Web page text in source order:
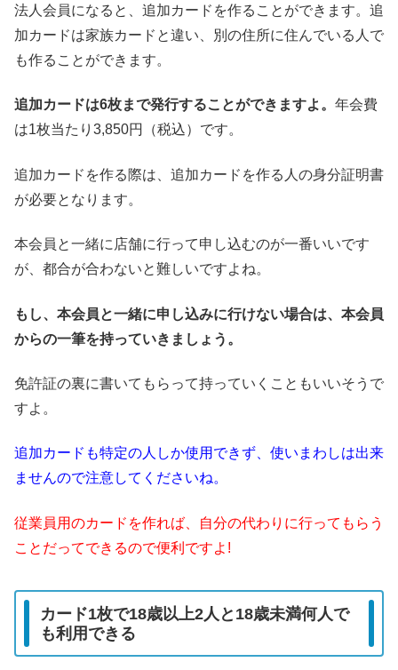
法人会員になると、追加カードを作ることができます。追
加カードは家族カードと違い、別の住所に住んでいる人で
も作ることができます。
追加カードは6枚まで発行することができますよ。 年会費
は1枚当たり3,850円（税込）です。
追加カードを作る際は、追加カードを作る人の身分証明書
が必要となります。
本会員と一緒に店舗に行って申し込むのが一番いいです
が、都合が合わないと難しいですよね。
もし、本会員と一緒に申し込みに行けない場合は、本会員
からの一筆を持っていきましょう。
免許証の裏に書いてもらって持っていくこともいいそうで
すよ。
追加カードも特定の人しか使用できず、使いまわしは出来
ませんので注意してくださいね。
従業員用のカードを作れば、自分の代わりに行ってもらう
ことだってできるので便利ですよ!
カード1枚で18歳以上2人と18歳未満何人で
も利用できる